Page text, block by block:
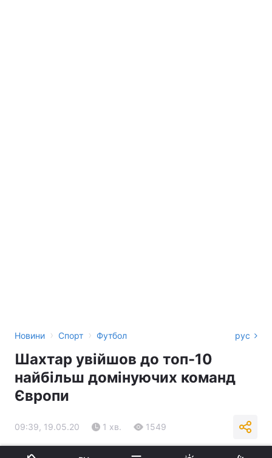
Новини › Спорт › Футбол рус
Шахтар увійшов до топ-10
найбільш домінуючих команд
Європи
09:39, 19.05.20 1 хв. 1549